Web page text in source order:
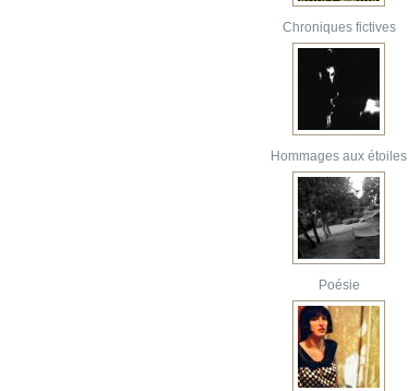
Chroniques fictives
Hommages aux étoiles
Poésie